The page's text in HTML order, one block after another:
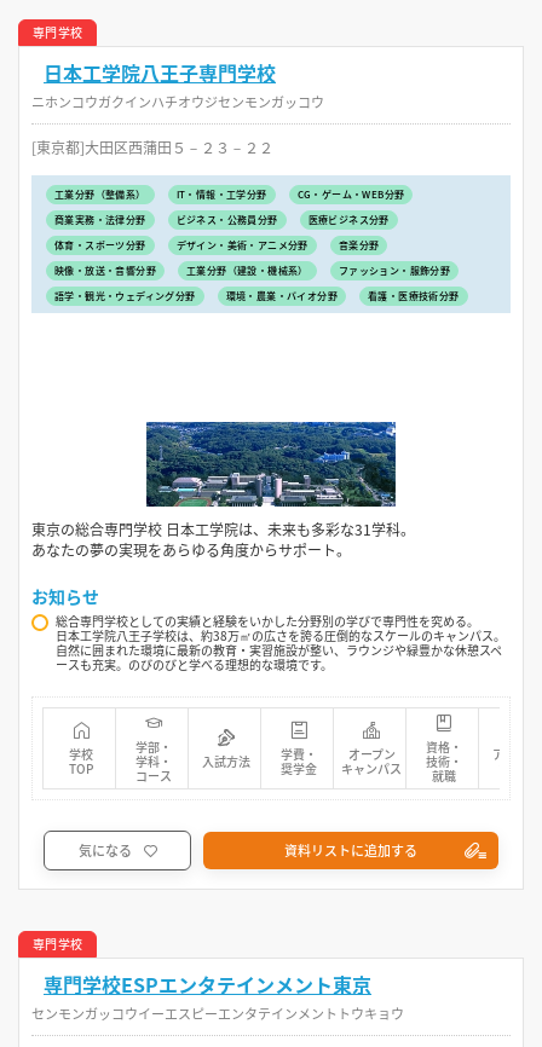
専門学校
日本工学院八王子専門学校
ニホンコウガクインハチオウジセンモンガッコウ
[東京都]大田区西蒲田５－２３－２２
工業分野（整備系） IT・情報・工学分野
CG・ゲーム・WEB分野
商業実務・法律分野
ビジネス・公務員分野
医療ビジネス分野
体育・スポーツ分野
デザイン・美術・アニメ分野
音楽分野
映像・放送・音響分野
工業分野（建設・機械系）
ファッション・服飾分野
語学・観光・ウェディング分野
環境・農業・バイオ分野 看護・医療技術分野
東京の総合専門学校 日本工学院は、未来も多彩な31学科。
あなたの夢の実現をあらゆる角度からサポート。
お知らせ
総合専門学校としての実績と経験をいかした分野別の学びで専門性を究める。
日本工学院八王子学校は、約38万㎡の広さを誇る圧倒的なスケールのキャンパス。
自然に囲まれた環境に最新の教育・実習施設が整い、ラウンジや緑豊かな休憩スペ
ースも充実。のびのびと学べる理想的な環境です。
学校
TOP
学部・
学科・
コース
入試方法
学費・
奨学金
オープン
キャンパス
資格・
技術・
就職
アクセス
マップ
気になる 資料リストに追加する
専門学校
専門学校ESPエンタテインメント東京
センモンガッコウイーエスピーエンタテインメントトウキョウ